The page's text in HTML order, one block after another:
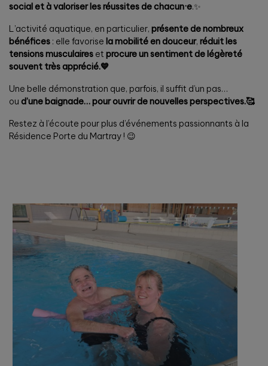
social et à valoriser les réussites de chacun·e.✨
L’activité aquatique, en particulier, présente de nombreux
bénéfices : elle favorise la mobilité en douceur, réduit les
tensions musculaires et procure un sentiment de légèreté
souvent très apprécié.💙
Une belle démonstration que, parfois, il suffit d’un pas…
ou d’une baignade… pour ouvrir de nouvelles perspectives.🥰
Restez à l’écoute pour plus d’événements passionnants à la
Résidence Porte du Martray ! 😉